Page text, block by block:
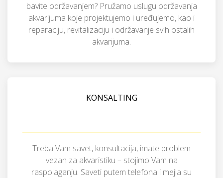
bavite održavanjem? Pružamo uslugu održavanja
akvarijuma koje projektujemo i uređujemo, kao i
reparaciju, revitalizaciju i održavanje svih ostalih
akvarijuma.
KONSALTING
Treba Vam savet, konsultacija, imate problem
vezan za akvaristiku – stojimo Vam na
raspolaganju. Saveti putem telefona i mejla su